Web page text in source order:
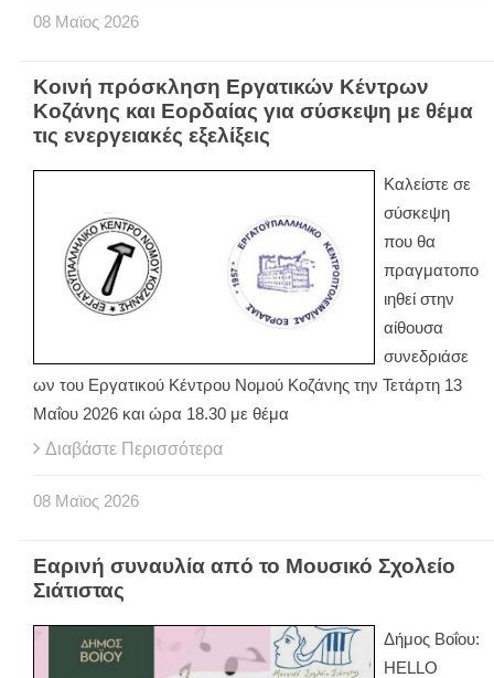
08 Μαϊος 2026
Κοινή πρόσκληση Εργατικών Κέντρων
Κοζάνης και Εορδαίας για σύσκεψη με θέμα
τις ενεργειακές εξελίξεις
Καλείστε σε
σύσκεψη
που θα
πραγματοπο
ιηθεί στην
αίθουσα
συνεδριάσε
ων του Εργατικού Κέντρου Νομού Κοζάνης την Τετάρτη 13
Μαΐου 2026 και ώρα 18.30 με θέμα
Διαβάστε Περισσότερα
08 Μαϊος 2026
Εαρινή συναυλία από το Μουσικό Σχολείο
Σιάτιστας
Δήμος Βοΐου:
HELLO